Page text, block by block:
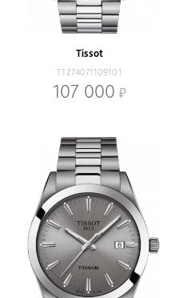
Коллекции
Heritage Collection
В наличии
Кварцевый
Браслет
Браслет
Диаметр, мм
Tissot
T1274071109101
107 000